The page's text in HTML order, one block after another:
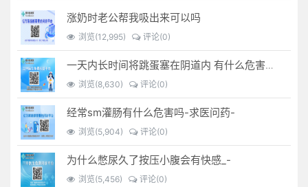
涨奶时老公帮我吸出来可以吗
浏览(12,995) 评论(0)
一天内长时间将跳蛋塞在阴道内 有什么危害免...(跳蛋是放哪里)
浏览(8,630) 评论(0)
经常sm灌肠有什么危害吗-求医问药-
浏览(5,904) 评论(0)
为什么憋尿久了按压小腹会有快感_-
浏览(5,456) 评论(0)